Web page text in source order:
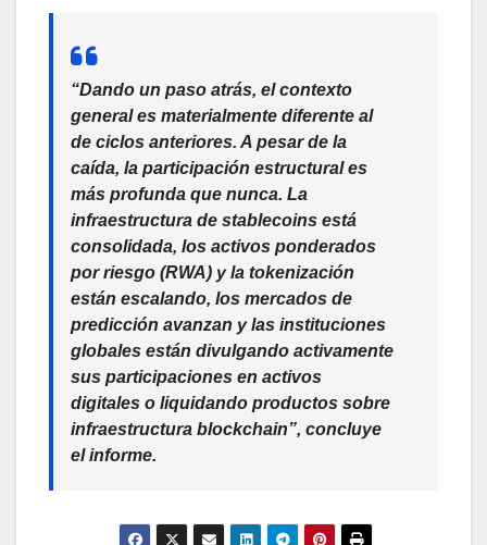
“Dando un paso atrás, el contexto
general es materialmente diferente al
de ciclos anteriores. A pesar de la
caída, la participación estructural es
más profunda que nunca. La
infraestructura de stablecoins está
consolidada, los activos ponderados
por riesgo (RWA) y la tokenización
están escalando, los mercados de
predicción avanzan y las instituciones
globales están divulgando activamente
sus participaciones en activos
digitales o liquidando productos sobre
infraestructura blockchain”, concluye
el informe.